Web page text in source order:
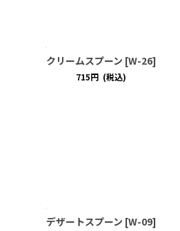
クリームスプーン [W-26]
715円 (税込)
デザートスプーン [W-09]